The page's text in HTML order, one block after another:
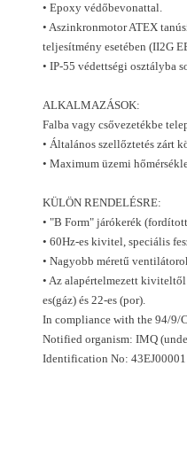
• Epoxy védőbevonattal.
• Aszinkronmotor ATEX
teljesítmény esetében (II2G
• IP-55 védettségi osztályba
ALKALMAZÁSOK:
Falba vagy csővezetékbe
• Általános szellőztetés zárt
• Maximum üzemi
KÜLÖN RENDELÉSRE:
• "B Form" járókerék
• 60Hz-es kivitel, speciális
• Nagyobb méretű
• Az alapértelmezett
es(gáz) és 22-es (por).
In compliance with the 94/9/
Notified organism: IMQ
Identification No: 43EJ00001